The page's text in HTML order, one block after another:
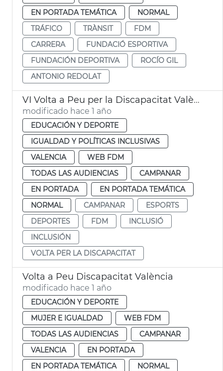
EN PORTADA TEMÁTICA
NORMAL
TRÁFICO
TRÀNSIT
FDM
CARRERA
FUNDACIÓ ESPORTIVA
FUNDACIÓN DEPORTIVA
ROCÍO GIL
ANTONIO REDOLAT
VI Volta a Peu per la Discapacitat València Campanar
modificado hace 1 año
EDUCACIÓN Y DEPORTE
IGUALDAD Y POLÍTICAS INCLUSIVAS
VALENCIA
WEB FDM
TODAS LAS AUDIENCIAS
CAMPANAR
EN PORTADA
EN PORTADA TEMÁTICA
NORMAL
CAMPANAR
ESPORTS
DEPORTES
FDM
INCLUSIÓ
INCLUSIÓN
VOLTA PER LA DISCAPACITAT
Volta a Peu Discapacitat València
modificado hace 1 año
EDUCACIÓN Y DEPORTE
MUJER E IGUALDAD
WEB FDM
TODAS LAS AUDIENCIAS
CAMPANAR
VALENCIA
EN PORTADA
EN PORTADA TEMÁTICA
NORMAL